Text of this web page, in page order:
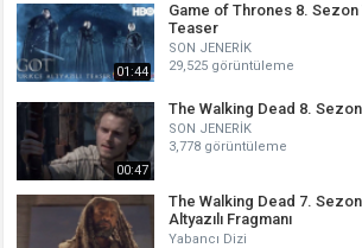
01:44
Game of Thrones 8. Sezon
Teaser
SON JENERİK
29,525 görüntüleme
00:47
The Walking Dead 8.
SON JENERİK
3,778 görüntüleme
The Walking Dead 7.
Altyazılı Fragmanı
Yabancı Dizi